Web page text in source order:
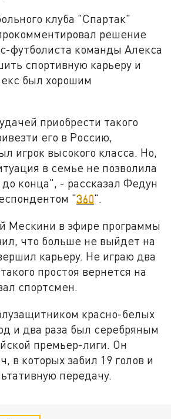
клуба "Спартак"
решение
футболиста команды Алекса
спортивную карьеру и
был хорошим
приобрести такого
его в Россию,
игрок высокого класса. Но,
в семье не позволила
конца", - рассказал Федун
"360".
Мескини в эфире программы
что больше не выйдет на
карьеру. Не играю два
простоя вернется на
спортсмен.
красно-белых
и два раза был серебряным
премьер-лиги. Он
в которых забил 19 голов и
передачу.